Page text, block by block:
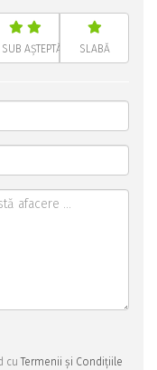
SUB AȘTEPTĂRI SLABĂ
cuTermenii și Condițiile